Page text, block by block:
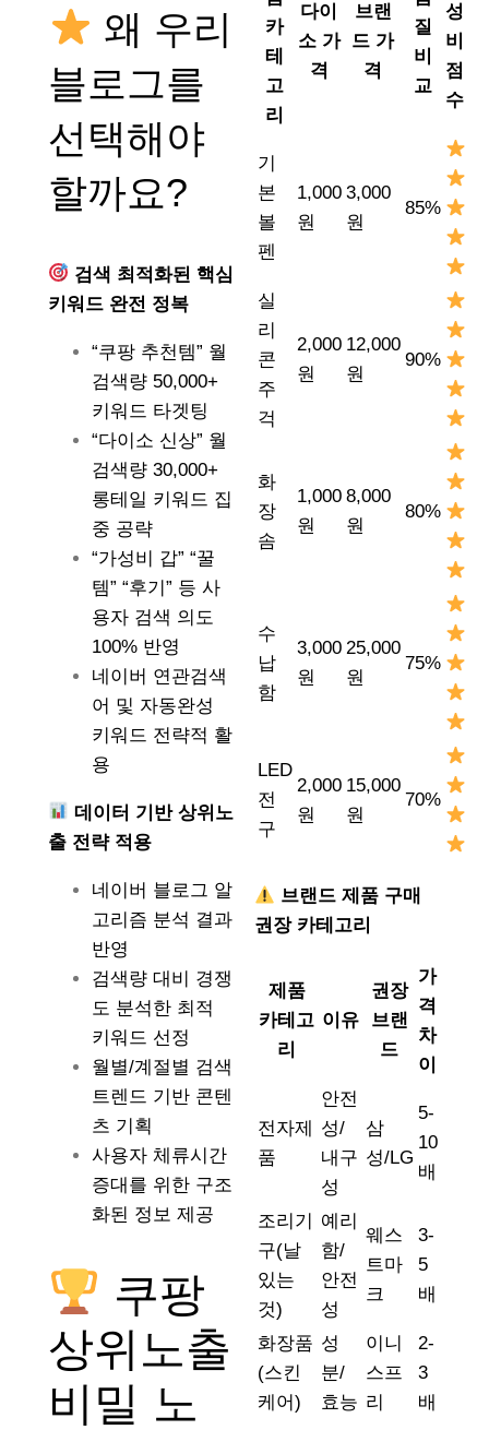
왜 우리
블로그를
선택해야
할까요?
검색 최적화된 핵심
키워드 완전 정복
“쿠팡 추천템” 월
검색량 50,000+
키워드 타겟팅
“다이소 신상” 월
검색량 30,000+
롱테일 키워드 집
중 공략
“가성비 갑” “꿀
템” “후기” 등 사
용자 검색 의도
100% 반영
네이버 연관검색
어 및 자동완성
키워드 전략적 활
용
데이터 기반 상위노
출 전략 적용
네이버 블로그 알
고리즘 분석 결과
반영
검색량 대비 경쟁
도 분석한 최적
키워드 선정
월별/계절별 검색
트렌드 기반 콘텐
츠 기획
사용자 체류시간
증대를 위한 구조
화된 정보 제공
쿠팡
상위노출
비밀 노
카
테
고
리
다이
소 가
격
브랜
드 가
격
질
비
교
성
비
점
수
기
본
볼
펜
1,000
원
3,000
원
85%
실
리
콘
주
걱
2,000
원
12,000
원
90%
화
장
솜
1,000
원
8,000
원
80%
수
납
함
3,000
원
25,000
원
75%
LED
전
구
2,000
원
15,000
원
70%
브랜드 제품 구매
권장 카테고리
제품
카테고
리
이유
권장
브랜
드
가
격
차
이
전자제
품
안전
성/
내구
성
삼
성/LG
5-
10
배
조리기
구(날
있는
것)
예리
함/
안전
성
웨스
트마
크
3-
5
배
화장품
(스킨
케어)
성
분/
효능
이니
스프
리
2-
3
배